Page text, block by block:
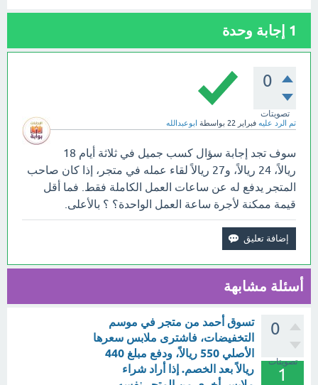
1 إجابة وحدة
0
تصويتات
تم الرد عليه فبراير 22 بواسطة ابوعبدالله
سوف تجد إجابة سؤال كسب جميل في ثلاثة أيام 18
ريالاً، 24 ريالاً، و27 ريالاً لقاء عمله في متجر، إذا كان صاحب
المتجر يدفع له عن ساعات العمل الكاملة فقط. فما أقل
قيمة ممكنة لأجرة ساعة العمل الواحدة؟ ؟ بالأعلى.
أسئلة مشابهة
0
تصويتات
1
تسوق أحمد من متجر في موسم
التخفيضات، فاشترى ملابس سعرها
الأصلي 550 ريالاً، ودفع مبلغ 440
ريالاً بعد الخصم. إذا أراد شراء